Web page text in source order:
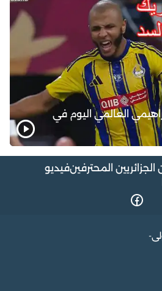
العالمي اليوم في
الجزائريين المحترفينفيديو